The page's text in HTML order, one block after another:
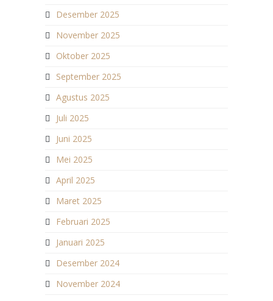
Desember 2025
November 2025
Oktober 2025
September 2025
Agustus 2025
Juli 2025
Juni 2025
Mei 2025
April 2025
Maret 2025
Februari 2025
Januari 2025
Desember 2024
November 2024